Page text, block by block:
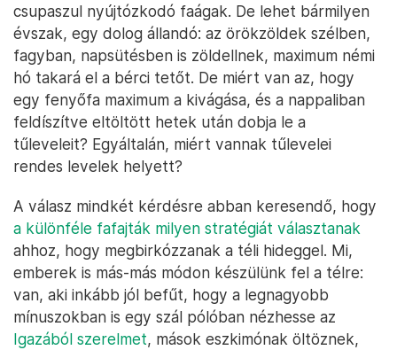
csupaszul nyújtózkodó faágak. De lehet bármilyen
évszak, egy dolog állandó: az örökzöldek szélben,
fagyban, napsütésben is zöldellnek, maximum némi
hó takará el a bérci tetőt. De miért van az, hogy
egy fenyőfa maximum a kivágása, és a nappaliban
feldíszítve eltöltött hetek után dobja le a
tűleveleit? Egyáltalán, miért vannak tűlevelei
rendes levelek helyett?
A válasz mindkét kérdésre abban keresendő, hogy
a különféle fafajták milyen stratégiát választanak
ahhoz, hogy megbirkózzanak a téli hideggel. Mi,
emberek is más-más módon készülünk fel a télre:
van, aki inkább jól befűt, hogy a legnagyobb
mínuszokban is egy szál pólóban nézhesse az
Igazából szerelmet, mások eszkimónak öltöznek,